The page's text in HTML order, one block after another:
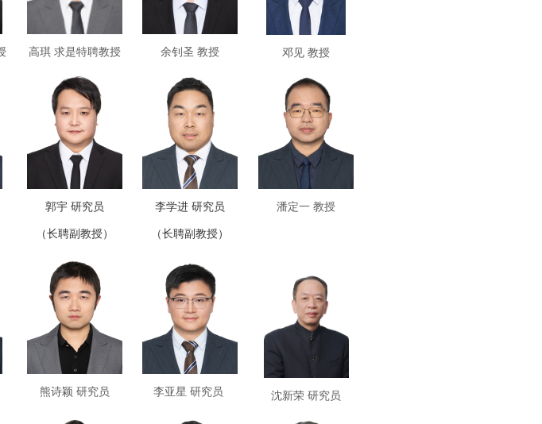
高琪 求是特聘教授 余钊圣 教授 邓见 教授
郭宇 研究员
（长聘副教授）
李学进 研究员
（长聘副教授）
潘定一 教授
熊诗颖 研究员 李亚星 研究员 沈新荣 研究员